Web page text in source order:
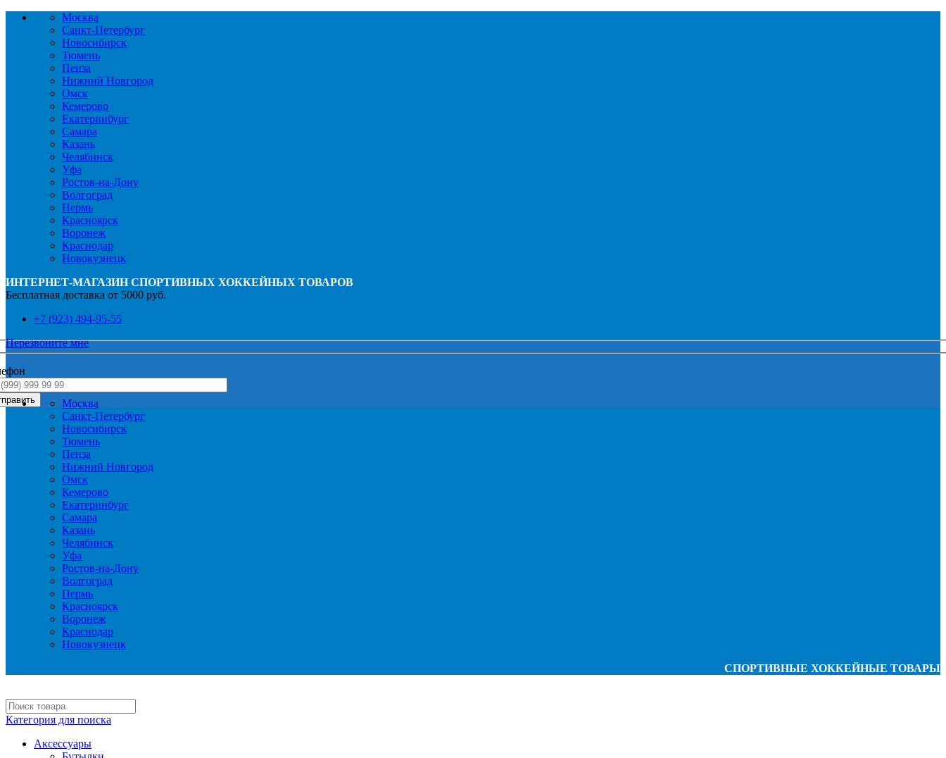
Москва
Санкт-Петербург
Новосибирск
Тюмень
Пенза
Нижний Новгород
Омск
Кемерово
Екатеринбург
Самара
Казань
Челябинск
Уфа
Ростов-на-Дону
Волгоград
Пермь
Красноярск
Воронеж
Краснодар
Новокузнецк
ИНТЕРНЕТ-МАГАЗИН СПОРТИВНЫХ ХОККЕЙНЫХ ТОВАРОВ
Бесплатная доставка от 5000 руб.
+7 (923) 494-95-55
Перезвоните мне
Москва
Санкт-Петербург
Новосибирск
Тюмень
Пенза
Нижний Новгород
Омск
Кемерово
Екатеринбург
Самара
Казань
Челябинск
Уфа
Ростов-на-Дону
Волгоград
Пермь
Красноярск
Воронеж
Краснодар
Новокузнецк
СПОРТИВНЫЕ ХОККЕЙНЫЕ ТОВАРЫ
Категория для поиска
Аксессуары